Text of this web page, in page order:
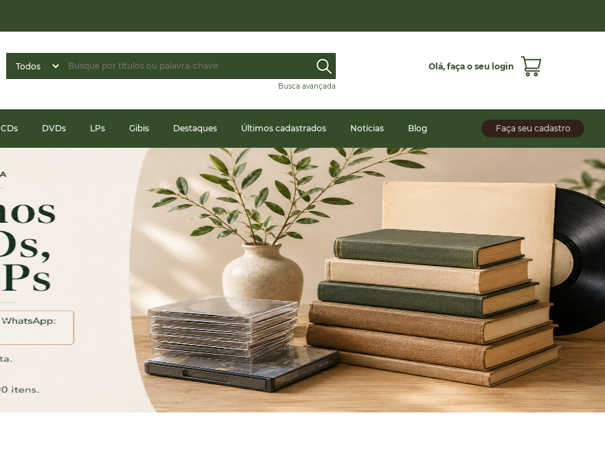
Busca avançada
Olá, faça o seu login
Faça seu cadastro
CDs DVDs LPs Gibis Destaques Últimos cadastrados Notícias Blog